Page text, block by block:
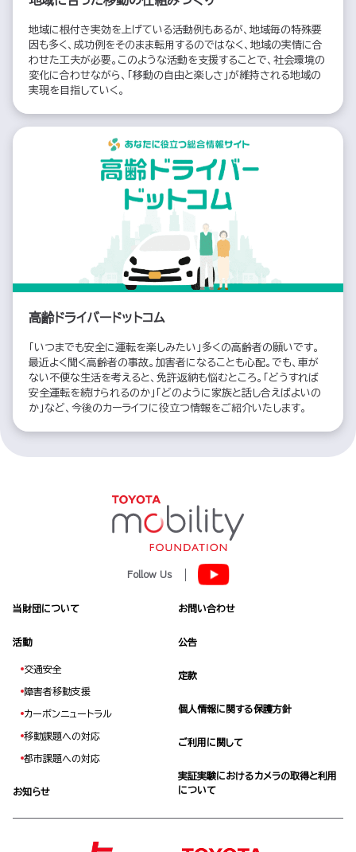
地域に根付き実効を上げている活動例もあるが、地域毎の特殊要
因も多く、成功例をそのまま転用するのではなく、地域の実情に合
わせた工夫が必要。このような活動を支援することで、社会環境の
変化に合わせながら、「移動の自由と楽しさ」が維持される地域の
実現を目指していく。
高齢ドライバードットコム
「いつまでも安全に運転を楽しみたい」多くの高齢者の願いです。
最近よく聞く高齢者の事故。加害者になることも心配。でも、車が
ない不便な生活を考えると、免許返納も悩むところ。「どうすれば
安全運転を続けられるのか」「どのように家族と話し合えばよいの
か」など、今後のカーライフに役立つ情報をご紹介いたします。
Follow Us
当財団について
活動
交通安全
障害者移動支援
カーボンニュートラル
移動課題への対応
都市課題への対応
お知らせ
お問い合わせ
公告
定款
個人情報に関する保護方針
ご利用に関して
実証実験におけるカメラの取得と利用
について